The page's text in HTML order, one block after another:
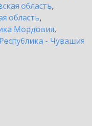
область,
область,
Мордовия,
- Чувашия